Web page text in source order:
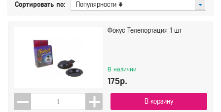
Показать
Сортировать по: Популярности
Фокус Телепортация 1 шт
В наличии
175р.
В корзину